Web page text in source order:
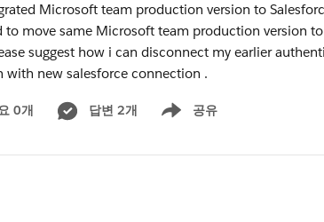
Microsoft team production version to
to move same Microsoft team production version
suggest how i can disconnect my earlier
with new salesforce connection .
0개 답변 2개 공유
Show menu